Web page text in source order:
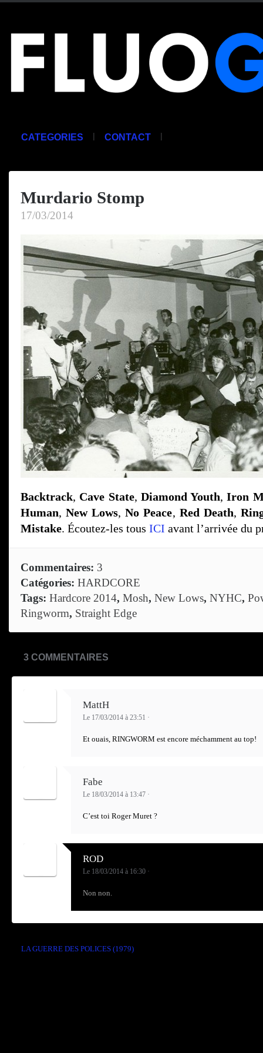
CATEGORIES | CONTACT |
Murdario Stomp
17/03/2014
Backtrack, Cave State, Diamond Youth,Iron
Human,New Lows,No Peace, Red Death,
Mistake. Écoutez-les tous ICI avant l’arrivée du
Commentaires: 3
Catégories: HARDCORE
Tags: Hardcore 2014, Mosh, New Lows, NYHC,
Ringworm, Straight Edge
3 COMMENTAIRES
MattH
Le 17/03/2014 à 23:51 ·
Et ouais, RINGWORM est encore méchamment au top!
Fabe
Le 18/03/2014 à 13:47 ·
C’est toi Roger Muret ?
ROD
Le 18/03/2014 à 16:30 ·
Non non.
LA GUERRE DES POLICES (1979)